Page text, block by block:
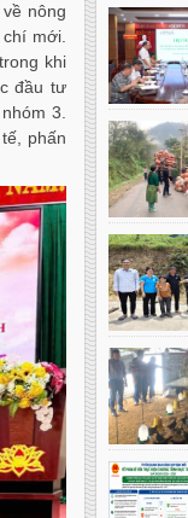
nông
mới.
khi
đầu tư
3.
phấn